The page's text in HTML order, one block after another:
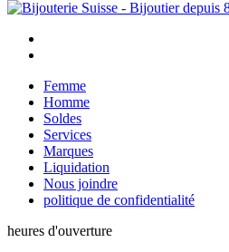
Femme
Homme
Soldes
Services
Marques
Liquidation
Nous joindre
politique de confidentialité
heures d'ouverture